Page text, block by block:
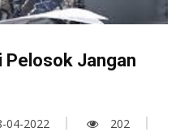
Pelosok Jangan
04-2022
202